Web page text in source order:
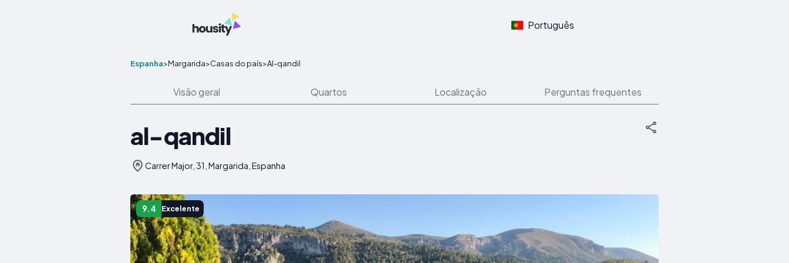
Português
Espanha>Margarida>Casas do país>Al-qandil
Visão geral Quartos Localização Perguntas frequentes
al-qandil
Carrer Major, 31, Margarida, Espanha
9.4 Excelente